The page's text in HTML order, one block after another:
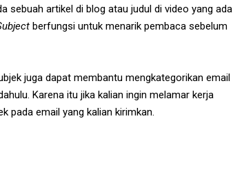
sebuah artikel di blog atau judul di video yang ada
berfungsi untuk menarik pembaca sebelum
juga dapat membantu mengkategorikan email
Karena itu jika kalian ingin melamar kerja
pada email yang kalian kirimkan.